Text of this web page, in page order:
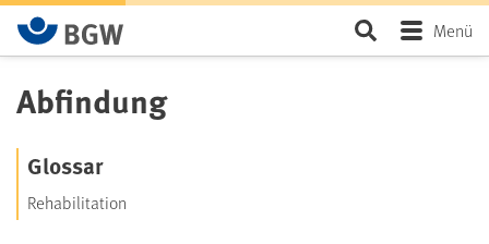
Zum Hauptinhalt springen SeiteMenü
Abfindung
Glossar
Rehabilitation